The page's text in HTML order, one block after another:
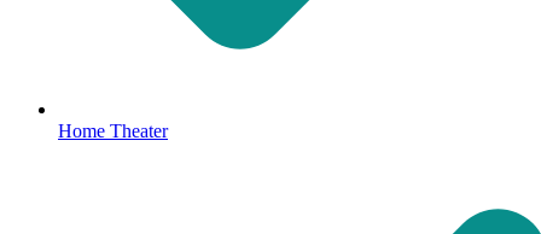
Home Theater